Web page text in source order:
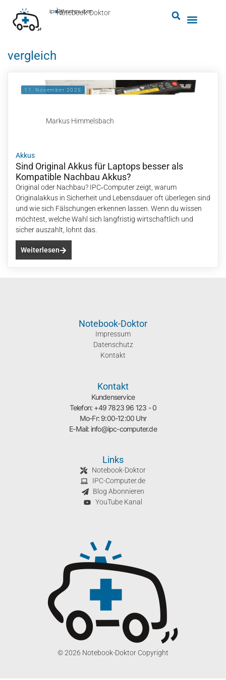
Notebook-Doktor
by
■
ipc-computer
vergleich
11. November 2025
Markus Himmelsbach
Akkus
Sind Original Akkus für Laptops besser als
Kompatible Nachbau Akkus?
Original oder Nachbau? IPC‑Computer zeigt, warum
Originalakkus in Sicherheit und Lebensdauer oft überlegen sind
und wie sich Fälschungen erkennen lassen. Wenn du wissen
möchtest, welche Wahl sich langfristig wirtschaftlich und
sicher auszahlt, lohnt das.
Weiterlesen
Notebook-Doktor
Impressum
Datenschutz
Kontakt
Kontakt
Kundenservice
Telefon: +49 7823 96 123 - 0
Mo-Fr: 9:00-12:00 Uhr
E-Mail: info@ipc-computer.de
Links
Notebook-Doktor
IPC-Computer.de
Blog Abonnieren
YouTube Kanal
© 2026 Notebook-Doktor Copyright